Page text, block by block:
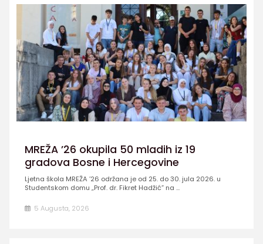
MREŽA ’26 okupila 50 mladih iz 19
gradova Bosne i Hercegovine
Ljetna škola MREŽA ’26 održana je od 25. do 30. jula 2026. u
Studentskom domu „Prof. dr. Fikret Hadžić” na ...
5 Augusta, 2026